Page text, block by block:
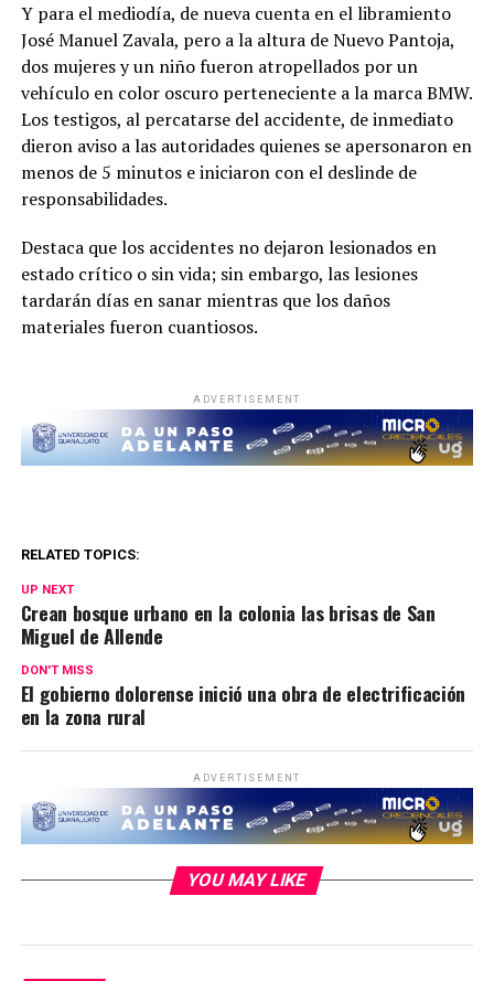
Y para el mediodía, de nueva cuenta en el libramiento
José Manuel Zavala, pero a la altura de Nuevo Pantoja,
dos mujeres y un niño fueron atropellados por un
vehículo en color oscuro perteneciente a la marca BMW.
Los testigos, al percatarse del accidente, de inmediato
dieron aviso a las autoridades quienes se apersonaron en
menos de 5 minutos e iniciaron con el deslinde de
responsabilidades.
Destaca que los accidentes no dejaron lesionados en
estado crítico o sin vida; sin embargo, las lesiones
tardarán días en sanar mientras que los daños
materiales fueron cuantiosos.
ADVERTISEMENT
RELATED TOPICS:
UP NEXT
Crean bosque urbano en la colonia las brisas de San
Miguel de Allende
DON'T MISS
El gobierno dolorense inició una obra de electrificación
en la zona rural
ADVERTISEMENT
YOU MAY LIKE